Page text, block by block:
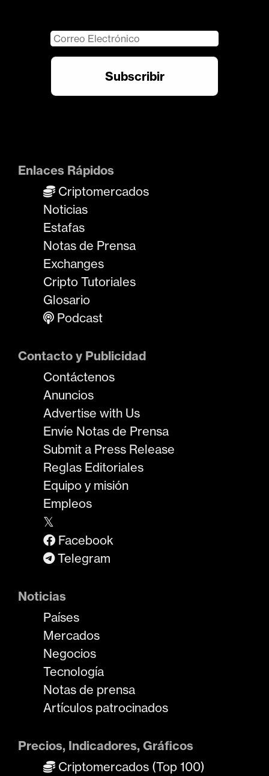
Enlaces Rápidos
Criptomercados
Noticias
Estafas
Notas de Prensa
Exchanges
Cripto Tutoriales
Glosario
Podcast
Contacto y Publicidad
Contáctenos
Anuncios
Advertise with Us
Envíe Notas de Prensa
Submit a Press Release
Reglas Editoriales
Equipo y misión
Empleos
𝕏
Facebook
Telegram
Noticias
Países
Mercados
Negocios
Tecnología
Notas de prensa
Artículos patrocinados
Precios, Indicadores, Gráficos
Criptomercados (Top 100)